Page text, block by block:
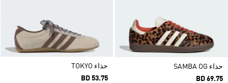
حذاء SAMBA OG
BD 69.75
حذاء TOKYO
BD 53.75